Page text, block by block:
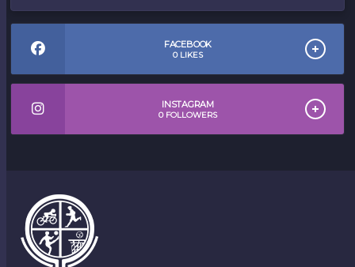
FACEBOOK
0LIKES
INSTAGRAM
0FOLLOWERS